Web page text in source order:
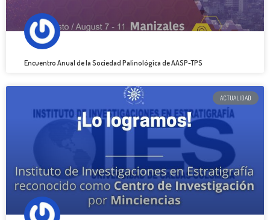
Encuentro Anual de la Sociedad Palinológica de AASP-TPS
ACTUALIDAD